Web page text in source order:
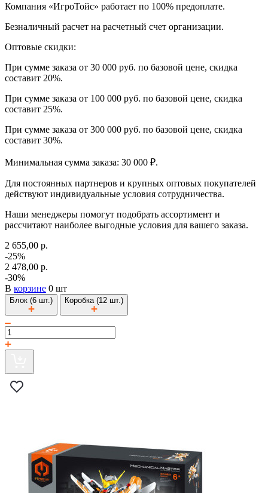
Компания «ИгроТойс» работает по 100% предоплате.
Безналичный расчет на расчетный счет организации.
Оптовые скидки:
При сумме заказа от 30 000 руб. по базовой цене, скидка
составит 20%.
При сумме заказа от 100 000 руб. по базовой цене, скидка
составит 25%.
При сумме заказа от 300 000 руб. по базовой цене, скидка
составит 30%.
Минимальная сумма заказа: 30 000 ₽.
Для постоянных партнеров и крупных оптовых покупателей
действуют индивидуальные условия сотрудничества.
Наши менеджеры помогут подобрать ассортимент и
рассчитают наиболее выгодные условия для вашего заказа.
2 655,00 р.
-25%
2 478,00 р.
-30%
В корзине 0 шт
Блок (6 шт.) Коробка (12 шт.)